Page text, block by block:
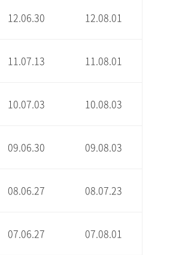
12.06.30 12.08.01
11.07.13 11.08.01
10.07.03 10.08.03
09.06.30 09.08.03
08.06.27 08.07.23
07.06.27 07.08.01